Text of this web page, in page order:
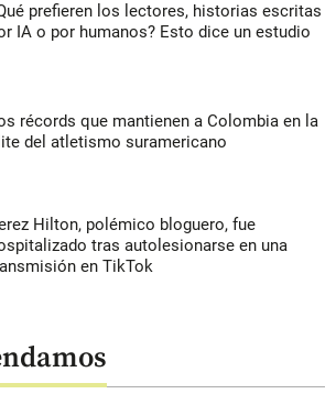
prefieren los lectores, historias escritas
IA o por humanos? Esto dice un estudio
récords que mantienen a Colombia en la
del atletismo suramericano
Hilton, polémico bloguero, fue
tras autolesionarse en una
en TikTok